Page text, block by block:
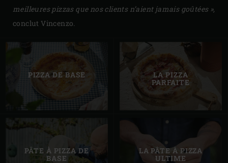
meilleures pizzas que nos clients n’aient jamais goûtées »,
conclut Vincenzo.
PIZZA DE BASE LA PIZZA
PARFAITE
PÂTE À PIZZA DE
BASE
LA PÂTE À PIZZA
ULTIME